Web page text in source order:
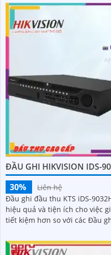
ĐẦU GHI HIKVISION IDS-
30%
Liên hệ
Đầu ghi đầu thu KTS iDS-
hiệu quả và tiện ích cho việc giám sát
tiết kiệm hơn so với các Đầu